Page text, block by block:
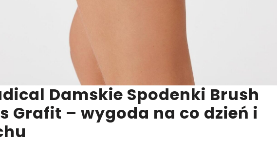
Damskie Spodenki Brush
Grafit – wygoda na co dzień i